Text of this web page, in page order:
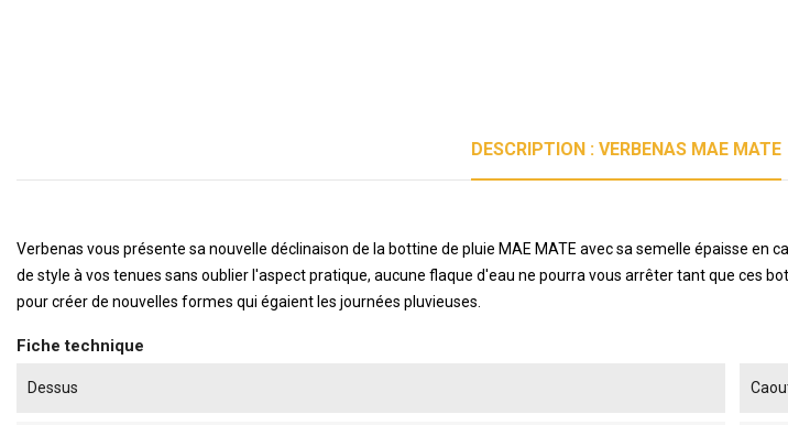
DESCRIPTION : VERBENAS MAE MATE
Verbenas vous présente sa nouvelle déclinaison de la bottine de pluie MAE MATE avec sa semelle épaisse
de style à vos tenues sans oublier l'aspect pratique, aucune flaque d'eau ne pourra vous arrêter tant que ces
pour créer de nouvelles formes qui égaient les journées pluvieuses.
Fiche technique
Dessus